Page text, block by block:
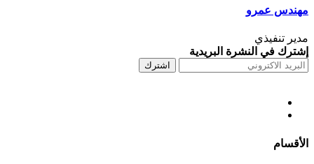
مهندس عمرو
مدير تنفيذي
إشترك في النشرة البريدية
اشترك
الأقسام